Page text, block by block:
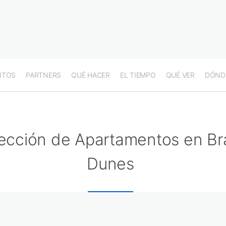
PARTNERS QUÉ HACER EL TIEMPO QUÉ VER
de Apartamentos en
Dunes